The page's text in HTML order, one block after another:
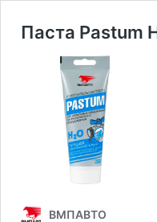
Паста Pastum
ВМПАВТО